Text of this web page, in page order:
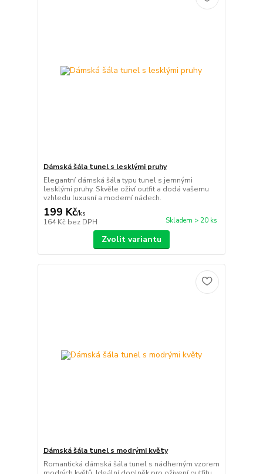
Dámská šála tunel s lesklými pruhy
Elegantní dámská šála typu tunel s jemnými
lesklými pruhy. Skvěle oživí outfit a dodá vašemu
vzhledu luxusní a moderní nádech.
199 Kč/ks
164 Kč bez DPH Skladem > 20 ks
Zvolit variantu
Dámská šála tunel s modrými květy
Romantická dámská šála tunel s nádherným vzorem